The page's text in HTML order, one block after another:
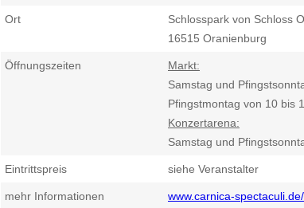
Ort
Schlosspark von Schloss
16515 Oranienburg
Öffnungszeiten
Markt:
Samstag und
Pfingstmontag von 10 bis
Konzertarena:
Samstag und
Eintrittspreis siehe Veranstalter
mehr Informationen
www.carnica-